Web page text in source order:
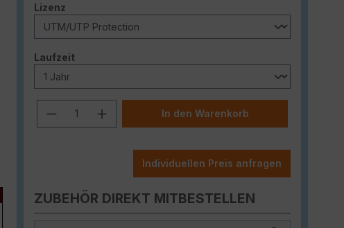
Lizenz
Laufzeitauswählen
Produkt Anzahl: Gib den
In den Warenkorb
Individuellen Preis anfragen
ZUBEHÖR DIREKT MITBESTELLEN